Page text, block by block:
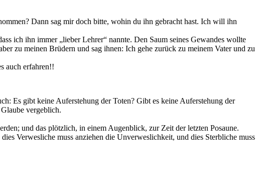
Dann sag mir doch bitte, wohin du ihn gebracht hast. Ich will ihn
ich ihn immer „lieber Lehrer“ nannte. Den Saum seines Gewandes wollte
zu meinen Brüdern und sag ihnen: Ich gehe zurück zu meinem Vater und zu
auch erfahren!!
Es gibt keine Auferstehung der Toten? Gibt es keine Auferstehung der
vergeblich.
und das plötzlich, in einem Augenblick, zur Zeit der letzten Posaune.
Verwesliche muss anziehen die Unverweslichkeit, und dies Sterbliche muss